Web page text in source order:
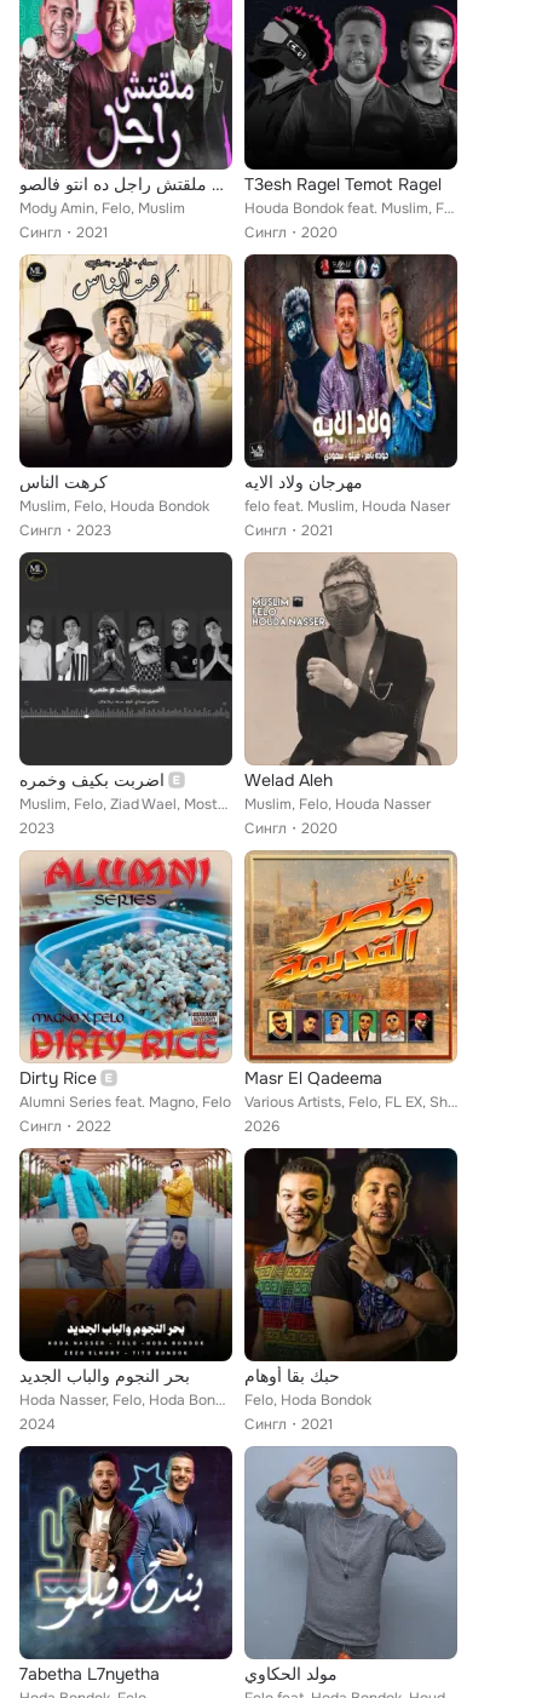
مهرجان ملقتش راجل ده انتو فالصو
Mody Amin, Felo, Muslim
Сингл
2021
T3esh Ragel Temot Ragel
Houda Bondok feat. Muslim, Felo
Сингл
2020
كرهت الناس
Muslim, Felo, Houda Bondok
Сингл
2023
مهرجان ولاد الايه
felo feat. Muslim, Houda Naser
Сингл
2021
اضربت بكيف وخمره
Muslim, Felo, Ziad Wael, Mostafa Magdy
2023
Welad Aleh
Muslim, Felo, Houda Nasser
Сингл
2020
Dirty Rice
Alumni Series feat. Magno, Felo
Сингл
2022
Masr El Qadeema
Various Artists, Felo, FL EX, Shehab, 3enba, Kan, Marwan Moussa
2026
بحر النجوم والباب الجديد
Hoda Nasser, Felo, Hoda Bondok, Zizo El Noby, تيتو بندق
2024
حبك بقا أوهام
Felo, Hoda Bondok
Сингл
2021
7abetha L7nyetha مولد الحكاوي